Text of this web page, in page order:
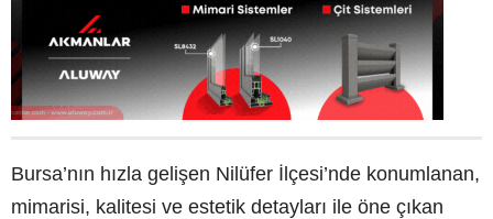
Bursa’nın hızla gelişen Nilüfer İlçesi’nde konumlanan,
mimarisi, kalitesi ve estetik detayları ile öne çıkan